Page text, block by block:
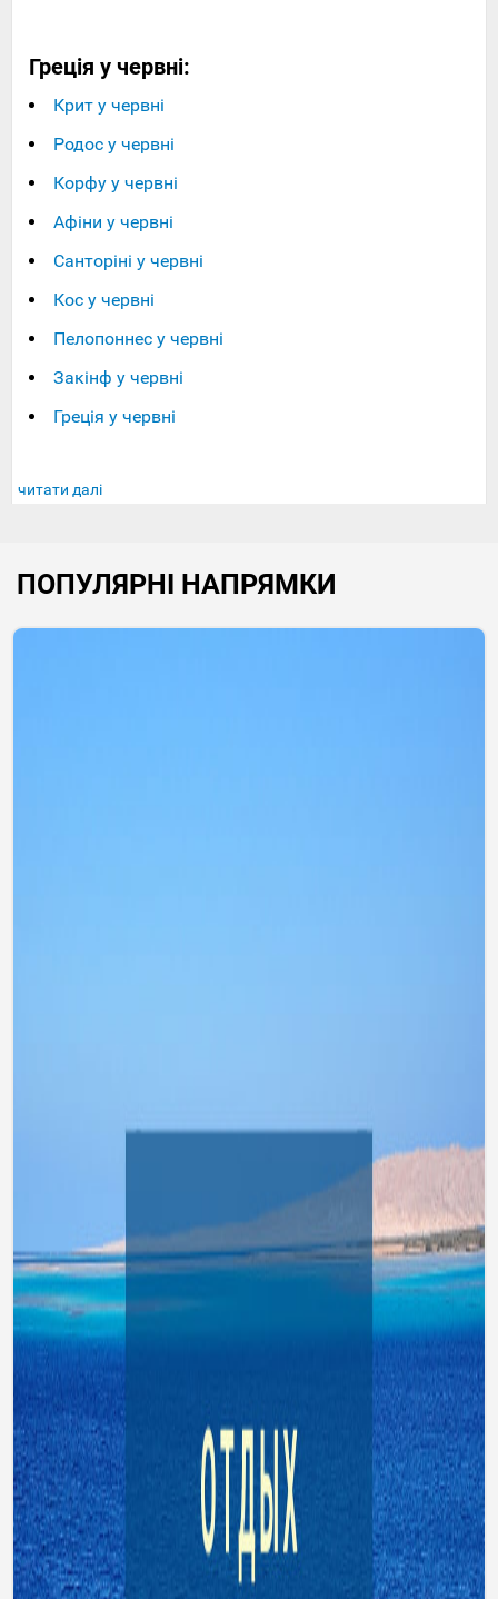
Греція у червні:
Крит у червні
Родос у червні
Корфу у червні
Афіни у червні
Санторіні у червні
Кос у червні
Пелопоннес у червні
Закінф у червні
Греція у червні
читати далі
ПОПУЛЯРНІ НАПРЯМКИ